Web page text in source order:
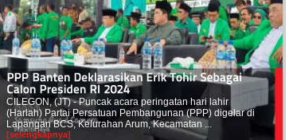
CILEGON, (JT) - Puncak acara peringatan hari lahir
(Harlah) Partai Persatuan Pembangunan (PPP) digelar di
Lapangan BCS, Kelurahan Arum, Kecamatan ...
[selengkapnya]